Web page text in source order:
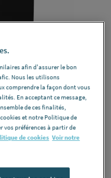
afin d'assurer le bon
Nous les utilisons
comprendre la façon dont vous
En acceptant ce message,
de ces finalités,
et notre Politique de
vos préférences à partir de
de cookies Voir notre